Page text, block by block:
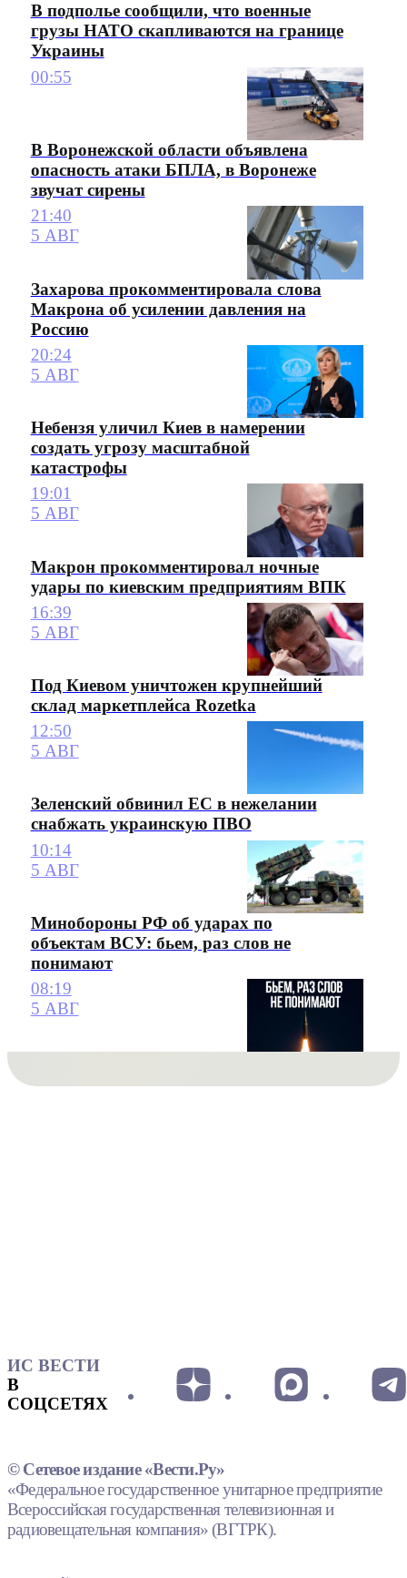
В подполье сообщили, что военные
грузы НАТО скапливаются на границе
Украины
00:55
В Воронежской области объявлена
опасность атаки БПЛА, в Воронеже
звучат сирены
21:40
5 АВГ
Захарова прокомментировала слова
Макрона об усилении давления на
Россию
20:24
5 АВГ
Небензя уличил Киев в намерении
создать угрозу масштабной
катастрофы
19:01
5 АВГ
Макрон прокомментировал ночные
удары по киевским предприятиям ВПК
16:39
5 АВГ
Под Киевом уничтожен крупнейший
склад маркетплейса Rozetka
12:50
5 АВГ
Зеленский обвинил ЕС в нежелании
снабжать украинскую ПВО
10:14
5 АВГ
Минобороны РФ об ударах по
объектам ВСУ: бьем, раз слов не
понимают
08:19
5 АВГ
ИС ВЕСТИ
В
СОЦСЕТЯХ
© Сетевое издание «Вести.Ру»
«Федеральное государственное унитарное предприятие
Всероссийская государственная телевизионная и
радиовещательная компания» (ВГТРК).